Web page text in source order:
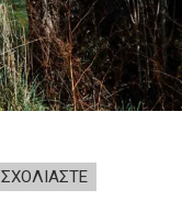
ΣΧΟΛΙΑΣΤΕ